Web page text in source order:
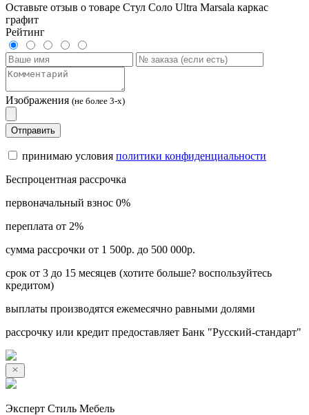
Оставьте отзыв о товаре Стул Соло Ultra Marsala каркас
графит
Рейтинг
Изображения (не более 3-х)
Отправить
принимаю условия политики конфиденциальности
Беспроцентная рассрочка
первоначальный взнос 0%
переплата от 2%
сумма рассрочки от 1 500р. до 500 000р.
срок от 3 до 15 месяцев (хотите больше? воспользуйтесь
кредитом)
выплаты производятся ежемесячно равными долями
рассрочку или кредит предоставляет Банк "Русский-стандарт"
Эксперт Стиль Мебель